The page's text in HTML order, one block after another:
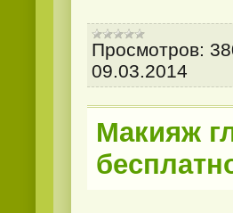
Просмотров:
09.03.2014
Макияж